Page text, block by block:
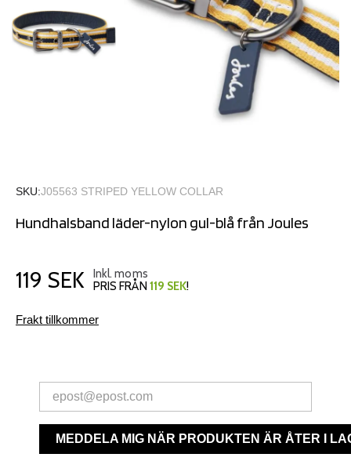
SKU J05563 STRIPED YELLOW COLLAR
Hundhalsband läder-nylon gul-blå från Joules
119 SEK
Inkl. moms
PRIS FRÅN119 SEK!
Frakt tillkommer
MEDDELA MIG NÄR PRODUKTEN ÄR ÅTER I